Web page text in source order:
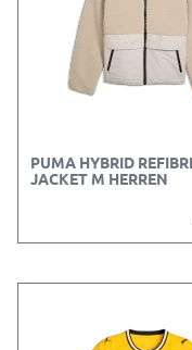
PUMA HYBRID
JACKET M HERREN